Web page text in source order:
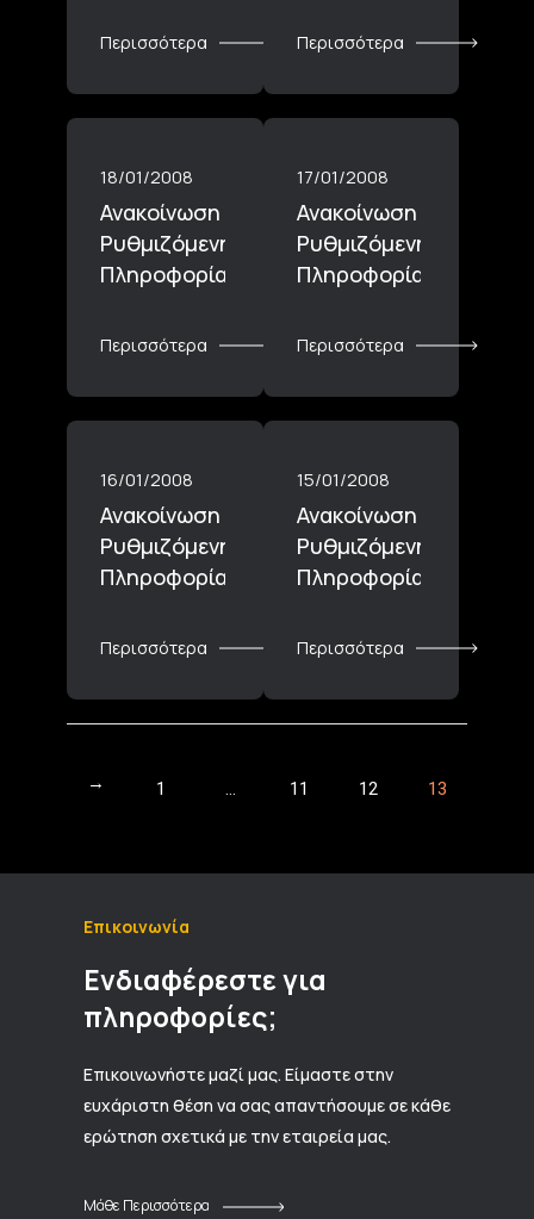
Περισσότερα Περισσότερα
18/01/2008
Ανακοίνωση
Ρυθμιζόμενης
Πληροφορίας_18.01.2008
Περισσότερα
17/01/2008
Ανακοίνωση
Ρυθμιζόμενης
Περισσότερα
16/01/2008
Ανακοίνωση
Ρυθμιζόμενης
Πληροφορίας_16.01.2008
Περισσότερα
15/01/2008
Ανακοίνωση
Ρυθμιζόμενης
Περισσότερα
← 1 … 11 12 13
Επικοινωνία
Ενδιαφέρεστε για
πληροφορίες;
Επικοινωνήστε μαζί μας. Είμαστε στην
ευχάριστη θέση να σας απαντήσουμε σε κάθε
ερώτηση σχετικά με την εταιρεία μας.
Μάθε Περισσότερα